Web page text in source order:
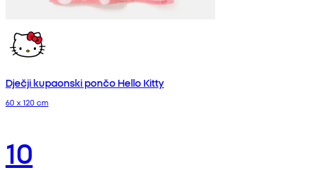
Dječji kupaonski pončo Hello Kitty
60 x 120 cm
10